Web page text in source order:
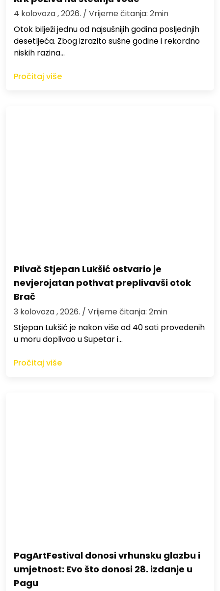
4 kolovoza , 2026. / Vrijeme čitanja: 2min
Otok bilježi jednu od najsušnijih godina posljednjih
desetljeća. Zbog izrazito sušne godine i rekordno
niskih razina…
Pročitaj više
Plivač Stjepan Lukšić ostvario je
nevjerojatan pothvat preplivavši otok
Brač
3 kolovoza , 2026. / Vrijeme čitanja: 2min
St​jepan Lukšić je nakon više od 40 sati provedenih
u moru doplivao u Supetar i…
Pročitaj više
PagArtFestival donosi vrhunsku glazbu i
umjetnost: Evo što donosi 28. izdanje u
Pagu